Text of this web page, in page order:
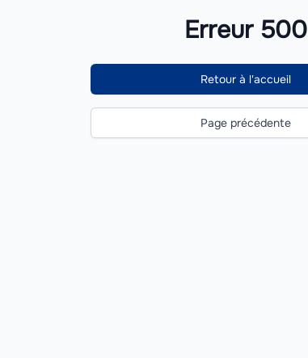
Erreur 500
Retour à l'accueil
Page précédente